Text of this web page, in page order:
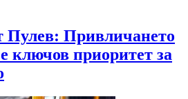
Пулев: Привличането
ключов приоритет за